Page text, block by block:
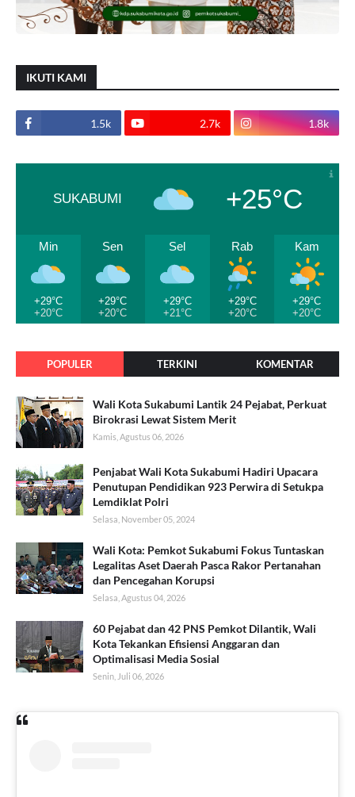
IKUTI KAMI
1.5k 2.7k 1.8k
SUKABUMI +25°C
Min
+29°C
+20°C
Sen
+29°C
+20°C
Sel
+29°C
+21°C
Rab
+29°C
+20°C
Kam
+29°C
+20°C
POPULER TERKINI KOMENTAR
Wali Kota Sukabumi Lantik 24 Pejabat, Perkuat
Birokrasi Lewat Sistem Merit
Kamis, Agustus 06, 2026
Penjabat Wali Kota Sukabumi Hadiri Upacara
Penutupan Pendidikan 923 Perwira di Setukpa
Lemdiklat Polri
Selasa, November 05, 2024
Wali Kota: Pemkot Sukabumi Fokus Tuntaskan
Legalitas Aset Daerah Pasca Rakor Pertanahan
dan Pencegahan Korupsi
Selasa, Agustus 04, 2026
60 Pejabat dan 42 PNS Pemkot Dilantik, Wali
Kota Tekankan Efisiensi Anggaran dan
Optimalisasi Media Sosial
Senin, Juli 06, 2026